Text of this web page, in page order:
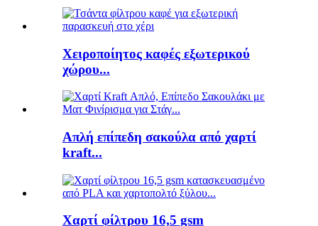
Χειροποίητος καφές εξωτερικού
χώρου...
Απλή επίπεδη σακούλα από χαρτί
kraft...
Χαρτί φίλτρου 16,5 gsm